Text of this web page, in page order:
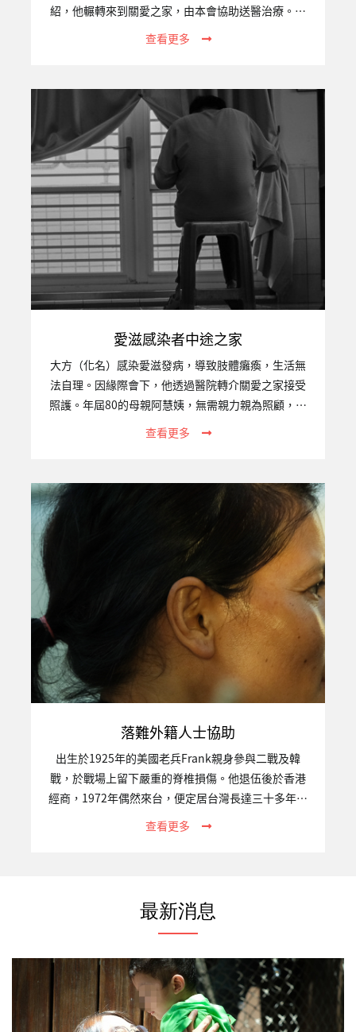
紹，他輾轉來到關愛之家，由本會協助送醫治療。歷
經近兩個月的治療，小牛生命跡象終於穩定了。出院
院至今，小牛展現了強烈的求生意志，每天努力長
大，慢慢不再仰賴氧氣機及抽痰機。一、專案關注的
議題統計至2020年12月底止，在台女性外籍移工（產
業與社福合計）已達382,028人。在台工作期間，她
們若不小心意外懷孕，常因害怕遭到遣返而逃跑，成
為無證移工。她們不敢去醫院產檢、也通常不會選擇
主動去醫院生產，…
查看更多
愛滋感染者中途之家
大方（化名）感染愛滋發病，導致肢體癱瘓，生活無
法自理。因緣際會下，他透過醫院轉介關愛之家接受
照護。年屆80的母親阿慧姨，無需親力親為照顧，確
實減輕許多身心負擔，也重獲開朗笑容。儘管經濟不
甚充裕，她依然堅持每月前往屏東中心探訪。途中阿
離；而她身上的斗笠和側背包，將她的身影擠壓得易
發佝僂。她總會待上一整個下午，跟大方叨叨絮絮說
著話，陽光灑落，這便是屏東中心的日常。一、專案
關注的議題愛滋感染者經由穩定服藥治療後，平均餘
命與常人無異，然而許多愛滋感染者因為疾病及服用
藥物、病情曝光及社會污名標籤等原因，無法求助於
原先的支援網路而成為社會的邊緣者。…
查看更多
落難外籍人士協助
出生於1925年的美國老兵Frank親身參與二戰及韓
戰，於戰場上留下嚴重的脊椎損傷。他退伍後於香港
經商，1972年偶然來台，便定居台灣長達三十多年。
2015年，臥病在床的他經友人轉介至關愛之家接受照
人前來致上敬意，棺木上覆蓋著美國國旗，標準的美
國軍禮。最後，我們遵照Frank的遺願，以花葬的形
式永留在這塊他深愛的土地上。一、專案關注的議題
跨國人口流動已是現今高度全球化的重大現象，然而
不論遷徙動機為何，…
查看更多
最新消息